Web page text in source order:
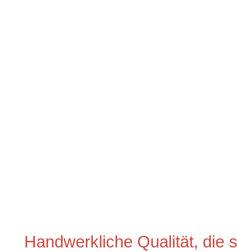
Handwerkliche Qualität, die